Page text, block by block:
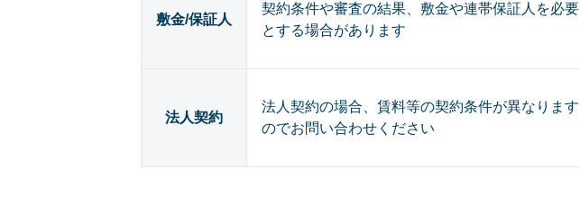
敷金/保証人
契約条件や審査の結果、敷金や連帯保証人を必要
とする場合があります
法人契約
法人契約の場合、賃料等の契約条件が異なります
のでお問い合わせください